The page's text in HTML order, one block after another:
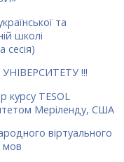
та
школі
!!!
курсу TESOL
Меріленду, США
віртуального
мов